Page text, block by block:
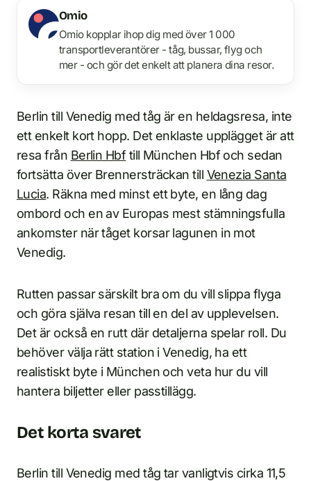
Omio
Omio kopplar ihop dig med över 1 000
transportleverantörer - tåg, bussar, flyg och
mer - och gör det enkelt att planera dina resor.
Berlin till Venedig med tåg är en heldagsresa, inte
ett enkelt kort hopp. Det enklaste upplägget är att
resa från Berlin Hbftill München Hbf och sedan
fortsätta över Brennersträckan till Venezia Santa
Lucia. Räkna med minst ett byte, en lång dag
ombord och en av Europas mest stämningsfulla
ankomster när tåget korsar lagunen in mot
Venedig.
Rutten passar särskilt bra om du vill slippa flyga
och göra själva resan till en del av upplevelsen.
Det är också en rutt där detaljerna spelar roll. Du
behöver välja rätt station i Venedig, ha ett
realistiskt byte i München och veta hur du vill
hantera biljetter eller passtillägg.
Det korta svaret
Berlin till Venedig med tåg tar vanligtvis cirka 11,5